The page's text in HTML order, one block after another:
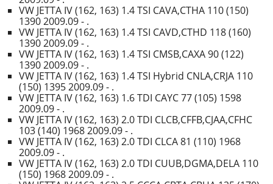
VW JETTA IV (162, 163) 1.4 TSI CAVA,CTHA 110 (150)
1390 2009.09 - .
VW JETTA IV (162, 163) 1.4 TSI CAVD,CTHD 118 (160)
1390 2009.09 - .
VW JETTA IV (162, 163) 1.4 TSI CMSB,CAXA 90 (122)
1390 2009.09 - .
VW JETTA IV (162, 163) 1.4 TSI Hybrid CNLA,CRJA 110
(150) 1395 2009.09 - .
VW JETTA IV (162, 163) 1.6 TDI CAYC 77 (105) 1598
2009.09 - .
VW JETTA IV (162, 163) 2.0 TDI CLCB,CFFB,CJAA,CFHC
103 (140) 1968 2009.09 - .
VW JETTA IV (162, 163) 2.0 TDI CLCA 81 (110) 1968
2009.09 - .
VW JETTA IV (162, 163) 2.0 TDI CUUB,DGMA,DELA 110
(150) 1968 2009.09 - .